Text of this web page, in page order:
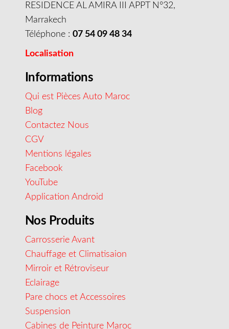
RESIDENCE AL AMIRA III APPT N°32,
Marrakech
Téléphone : 07 54 09 48 34
Localisation
Informations
Qui est Pièces Auto Maroc
Blog
Contactez Nous
CGV
Mentions légales
Facebook
YouTube
Application Android
Nos Produits
Carrosserie Avant
Chauffage et Climatisaion
Mirroir et Rétroviseur
Eclairage
Pare chocs et Accessoires
Suspension
Cabines de Peinture Maroc